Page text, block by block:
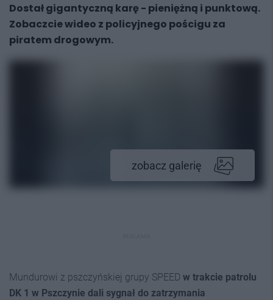
Dostał gigantyczną karę - pieniężną i punktową.
Zobaczcie wideo z policyjnego pościgu za
piratem drogowym.
zobacz galerię
Mundurowi z pszczyńskiej grupy SPEED w trakcie patrolu
DK 1 w Pszczynie dali sygnał do zatrzymania